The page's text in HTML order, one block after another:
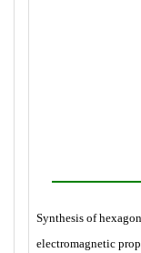
Synthesis of
electromagnetic